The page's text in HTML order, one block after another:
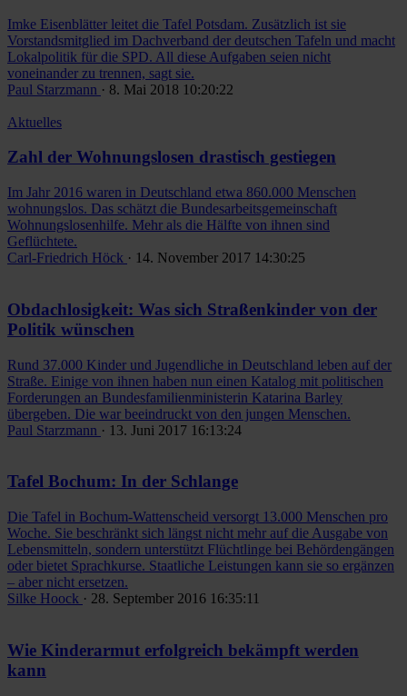
Imke Eisenblätter leitet die Tafel Potsdam. Zusätzlich ist sie
Vorstandsmitglied im Dachverband der deutschen Tafeln und macht
Lokalpolitik für die SPD. All diese Aufgaben seien nicht
voneinander zu trennen, sagt sie.
Paul Starzmann · 8. Mai 2018 10:20:22
Aktuelles
Zahl der Wohnungslosen drastisch gestiegen
Im Jahr 2016 waren in Deutschland etwa 860.000 Menschen
wohnungslos. Das schätzt die Bundesarbeitsgemeinschaft
Wohnungslosenhilfe. Mehr als die Hälfte von ihnen sind
Geflüchtete.
Carl-Friedrich Höck · 14. November 2017 14:30:25
Obdachlosigkeit: Was sich Straßenkinder von der
Politik wünschen
Rund 37.000 Kinder und Jugendliche in Deutschland leben auf der
Straße. Einige von ihnen haben nun einen Katalog mit politischen
Forderungen an Bundesfamilienministerin Katarina Barley
übergeben. Die war beeindruckt von den jungen Menschen.
Paul Starzmann · 13. Juni 2017 16:13:24
Tafel Bochum: In der Schlange
Die Tafel in Bochum-Wattenscheid versorgt 13.000 Menschen pro
Woche. Sie beschränkt sich längst nicht mehr auf die Ausgabe von
Lebensmitteln, sondern unterstützt Flüchtlinge bei Behördengängen
oder bietet Sprachkurse. Staatliche Leistungen kann sie so ergänzen
– aber nicht ersetzen.
Silke Hoock · 28. September 2016 16:35:11
Wie Kinderarmut erfolgreich bekämpft werden
kann